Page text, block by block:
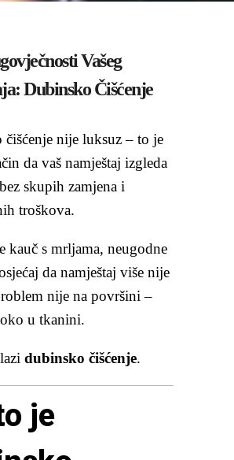
Vašeg
Dubinsko Čišćenje
čišćenje nije luksuz – to je
da vaš namještaj izgleda
skupih zamjena i
troškova.
kauč s mrljama, neugodne
da namještaj više nije
nije na površini –
u tkanini.
dubinsko čišćenje.
je